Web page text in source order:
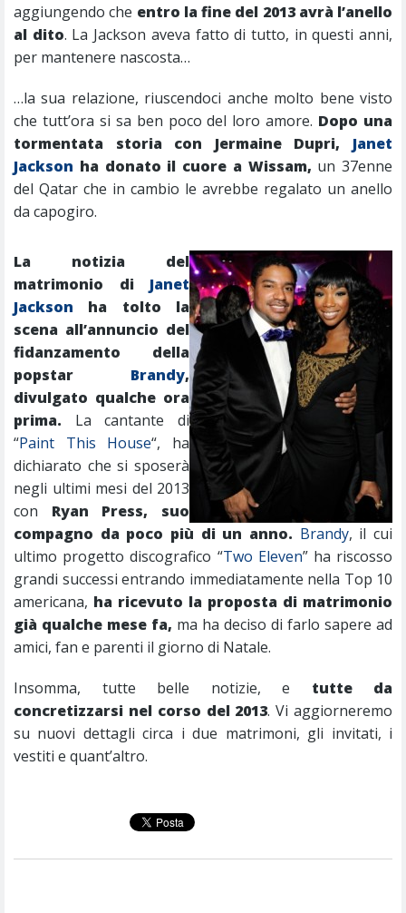
aggiungendo che entro la fine del 2013 avrà l’anello
al dito. La Jackson aveva fatto di tutto, in questi anni,
per mantenere nascosta…
…la sua relazione, riuscendoci anche molto bene visto
che tutt’ora si sa ben poco del loro amore. Dopo una
tormentata storia con Jermaine Dupri, Janet
Jackson ha donato il cuore a Wissam, un 37enne
del Qatar che in cambio le avrebbe regalato un anello
da capogiro.
La notizia del
matrimonio di Janet
Jackson ha tolto la
scena all’annuncio del
fidanzamento della
popstar Brandy,
divulgato qualche ora
prima. La cantante di
“Paint This House“, ha
dichiarato che si sposerà
negli ultimi mesi del 2013
con Ryan Press, suo
compagno da poco più di un anno. Brandy, il cui
ultimo progetto discografico “Two Eleven” ha riscosso
grandi successi entrando immediatamente nella Top 10
americana, ha ricevuto la proposta di matrimonio
già qualche mese fa, ma ha deciso di farlo sapere ad
amici, fan e parenti il giorno di Natale.
Insomma, tutte belle notizie, e tutte da
concretizzarsi nel corso del 2013. Vi aggiorneremo
su nuovi dettagli circa i due matrimoni, gli invitati, i
vestiti e quant’altro.